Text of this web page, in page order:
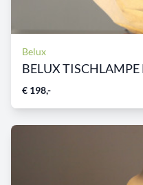
Belux
BELUX TISCHLAMPE
€ 198,-